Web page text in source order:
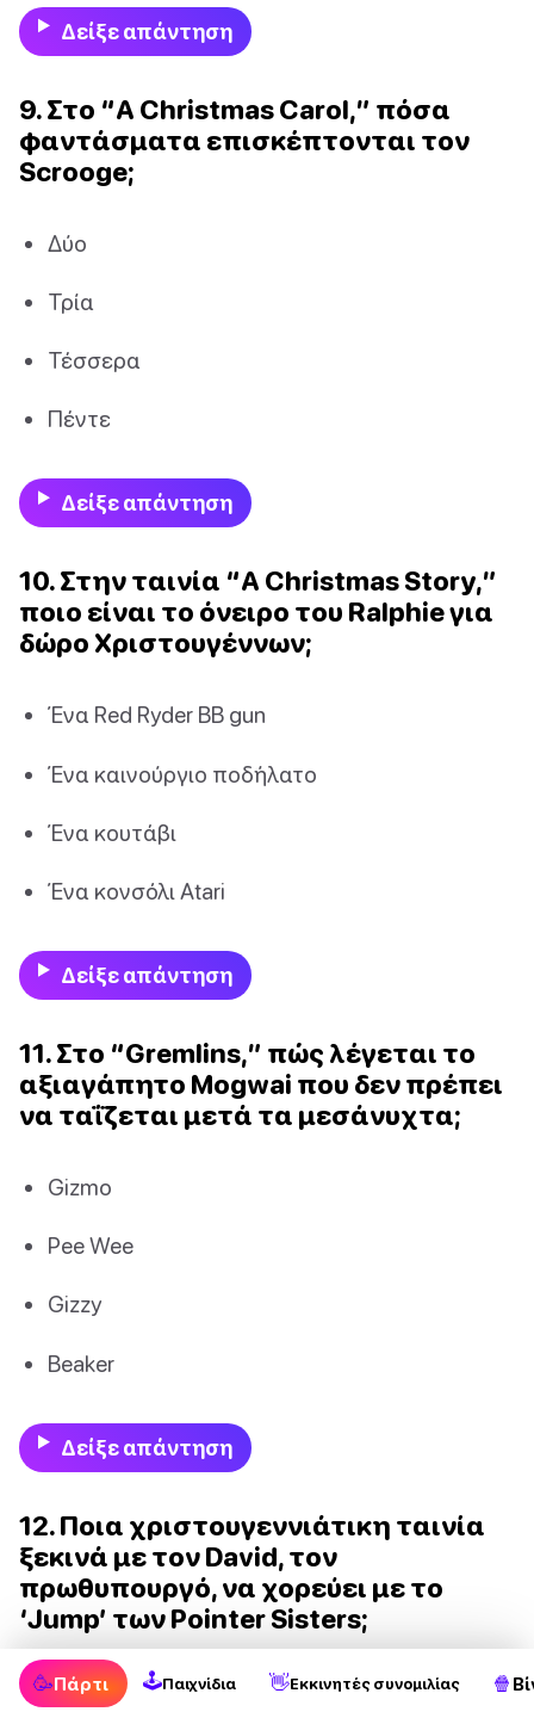
Δείξε απάντηση
9. Στο “A Christmas Carol,” πόσα
φαντάσματα επισκέπτονται τον
Scrooge;
Δύο
Τρία
Τέσσερα
Πέντε
Δείξε απάντηση
10. Στην ταινία “A Christmas Story,”
ποιο είναι το όνειρο του Ralphie για
δώρο Χριστουγέννων;
Ένα Red Ryder BB gun
Ένα καινούργιο ποδήλατο
Ένα κουτάβι
Ένα κονσόλι Atari
Δείξε απάντηση
11. Στο “Gremlins,” πώς λέγεται το
αξιαγάπητο Mogwai που δεν πρέπει
να ταΐζεται μετά τα μεσάνυχτα;
Gizmo
Pee Wee
Gizzy
Beaker
Δείξε απάντηση
12. Ποια χριστουγεννιάτικη ταινία
ξεκινά με τον David, τον
πρωθυπουργό, να χορεύει με το
‘Jump’ των Pointer Sisters;
Love Actually
🥳Πάρτι 🕹Παιχνίδια 👋Εκκινητές συνομιλίας 🍿